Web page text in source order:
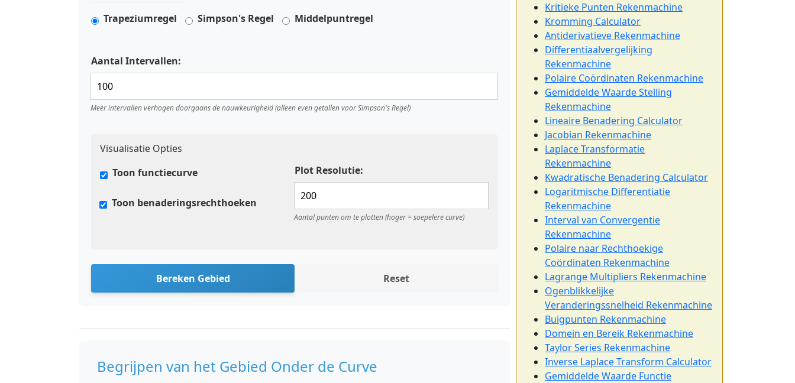
Trapeziumregel Simpson's Regel Middelpuntregel
Aantal Intervallen:
Meer intervallen verhogen doorgaans de nauwkeurigheid (alleen even getallen voor Simpson's Regel)
Visualisatie Opties
Toon functiecurve
Toon benaderingsrechthoeken
Plot Resolutie:
Aantal punten om te plotten (hoger = soepelere curve)
Bereken Gebied Reset
Begrijpen van het Gebied Onder de Curve
Kritieke Punten Rekenmachine
Kromming Calculator
Antiderivatieve Rekenmachine
Differentiaalvergelijking
Rekenmachine
Polaire Coördinaten Rekenmachine
Gemiddelde Waarde Stelling
Rekenmachine
Lineaire Benadering Calculator
Jacobian Rekenmachine
Laplace Transformatie
Rekenmachine
Kwadratische Benadering Calculator
Logaritmische Differentiatie
Rekenmachine
Interval van Convergentie
Rekenmachine
Polaire naar Rechthoekige
Coördinaten Rekenmachine
Lagrange Multipliers Rekenmachine
Ogenblikkelijke
Veranderingssnelheid Rekenmachine
Buigpunten Rekenmachine
Domein en Bereik Rekenmachine
Taylor Series Rekenmachine
Inverse Laplace Transform Calculator
Gemiddelde Waarde Functie